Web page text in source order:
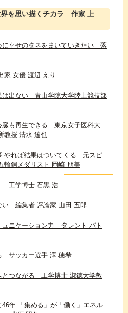
を思い描くチカラ 作家 上
に幸せのタネをまいていきたい 落
女優 渡辺 えり
は出ない 青山学院大学陸上競技部
臓も再生できる 東京女子医科大
教授 清水 達也
やれば結果はついてくる 元スピ
輪銅メダリスト 岡崎 朋美
工学博士 石黒 浩
い 編集者 評論家 山田 五郎
ュニケーション力 タレント パト
サッカー選手 澤 穂希
とつながる 工学博士 淑徳大学教
年 「集める」が「働く」エネル